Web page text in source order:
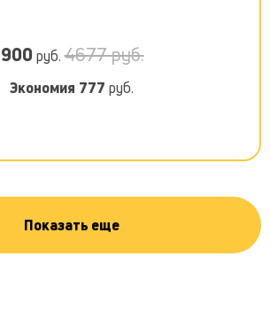
руб.4677 руб.
Экономия 777 руб.
Показать еще